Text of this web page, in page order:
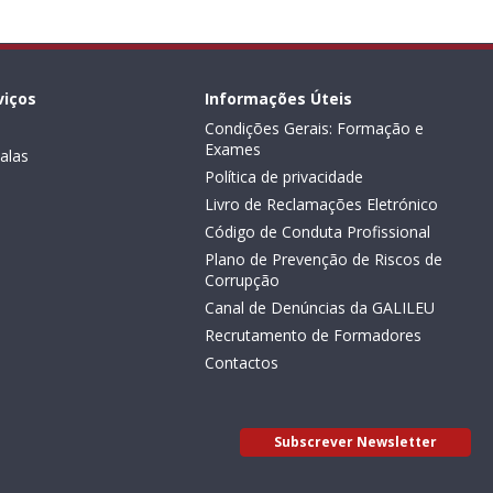
Informações Úteis
Condições Gerais: Formação e
Exames
Política de privacidade
Livro de Reclamações Eletrónico
Código de Conduta Profissional
Plano de Prevenção de Riscos de
Corrupção
Canal de Denúncias da GALILEU
Recrutamento de Formadores
Contactos
Subscrever Newsletter